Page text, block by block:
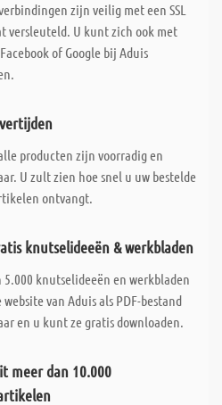
zijn veilig met een SSL
versleuteld. U kunt zich ook met
of Google bij Aduis
producten zijn voorradig en
U zult zien hoe snel u uw bestelde
ontvangt.
knutselideeën & werkbladen
5.000 knutselideeën en werkbladen
van Aduis als PDF-bestand
en u kunt ze gratis downloaden.
meer dan 10.000